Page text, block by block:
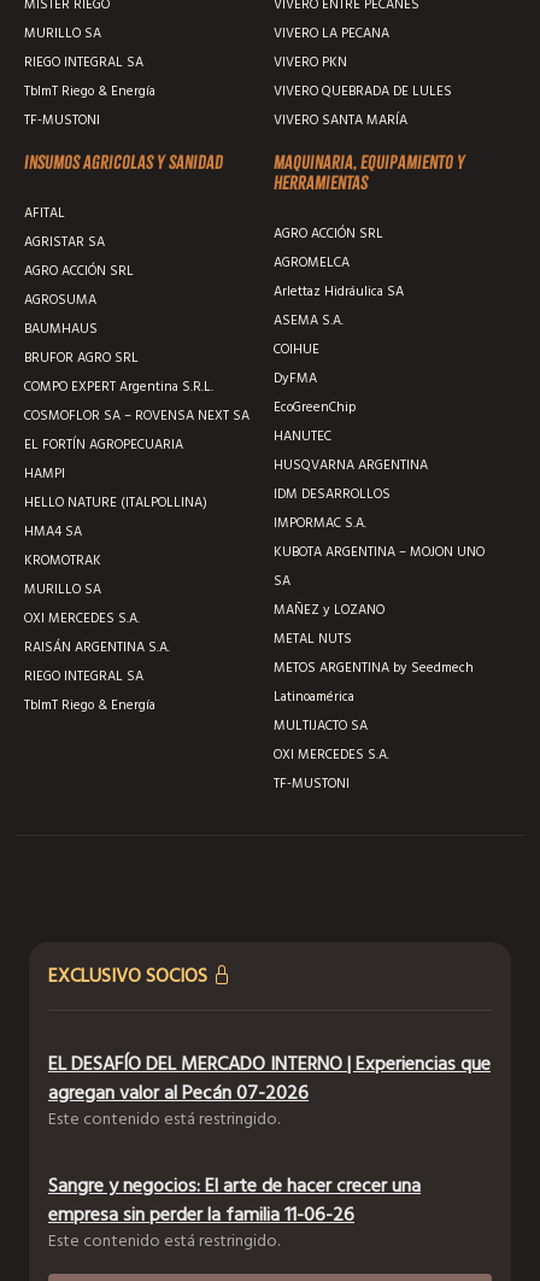
MÍSTER RIEGO
MURILLO SA
RIEGO INTEGRAL SA
TblmT Riego & Energía
TF-MUSTONI
VIVERO ENTRE PECANES
VIVERO LA PECANA
VIVERO PKN
VIVERO QUEBRADA DE LULES
VIVERO SANTA MARÍA
Insumos agricolas y sanidad
AFITAL
AGRISTAR SA
AGRO ACCIÓN SRL
AGROSUMA
BAUMHAUS
BRUFOR AGRO SRL
COMPO EXPERT Argentina S.R.L.
COSMOFLOR SA – ROVENSA NEXT SA
EL FORTÍN AGROPECUARIA
HAMPI
HELLO NATURE (ITALPOLLINA)
HMA4 SA
KROMOTRAK
MURILLO SA
OXI MERCEDES S.A.
RAISÁN ARGENTINA S.A.
RIEGO INTEGRAL SA
TblmT Riego & Energía
Maquinaria, equipamiento y
herramientas
AGRO ACCIÓN SRL
AGROMELCA
Arlettaz Hidráulica SA
ASEMA S.A.
COIHUE
DyFMA
EcoGreenChip
HANUTEC
HUSQVARNA ARGENTINA
IDM DESARROLLOS
IMPORMAC S.A.
KUBOTA ARGENTINA – MOJON UNO
SA
MAÑEZ y LOZANO
METAL NUTS
METOS ARGENTINA by Seedmech
Latinoamérica
MULTIJACTO SA
OXI MERCEDES S.A.
TF-MUSTONI
EXCLUSIVO SOCIOS
EL DESAFÍO DEL MERCADO INTERNO | Experiencias que
agregan valor al Pecán 07-2026
Este contenido está restringido.
Sangre y negocios: El arte de hacer crecer una
empresa sin perder la familia 11-06-26
Este contenido está restringido.